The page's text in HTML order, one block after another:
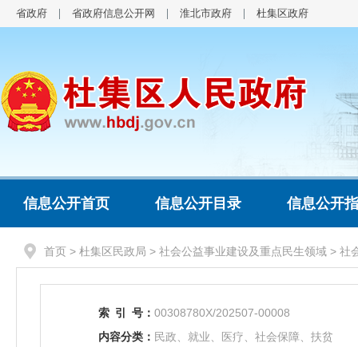
省政府 省政府信息公开网 淮北市政府 杜集区政府
信息公开首页 信息公开目录 信息公开
首页 > 杜集区民政局 > 社会公益事业建设及重点民生领域 > 社
索 引 号： 00308780X/202507-00008
内容分类： 民政、就业、医疗、社会保障、扶贫